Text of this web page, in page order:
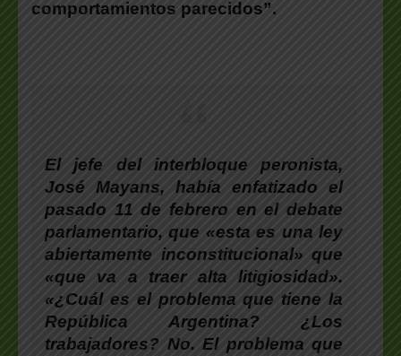
comportamientos parecidos”.
El jefe del interbloque peronista,
José Mayans, había enfatizado el
pasado 11 de febrero en el debate
parlamentario, que «esta es una ley
abiertamente inconstitucional» que
«que va a traer alta litigiosidad».
«¿Cuál es el problema que tiene la
República Argentina? ¿Los
trabajadores? No. El problema que